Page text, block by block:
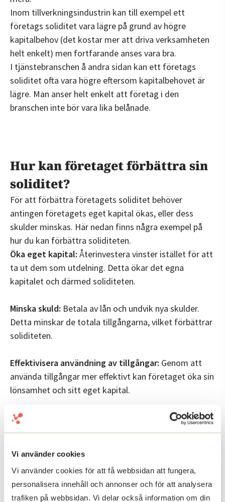
Vi använder cookies
Vi använder cookies för att få webbsidan att fungera,
personalisera innehåll och annonser och för att analysera
trafiken på webbsidan. Vi delar också information om din
Inom tillverkningsindustrin kan till exempel ett
företags soliditet vara lägre på grund av högre
kapitalbehov (det kostar mer att driva verksamheten
helt enkelt) men fortfarande anses vara bra.
I tjänstebranschen å andra sidan kan ett företags
soliditet ofta vara högre eftersom kapitalbehovet är
lägre. Man anser helt enkelt att företag i den
branschen inte bör vara lika belånade.
Hur kan företaget förbättra sin
soliditet?
För att förbättra företagets soliditet behöver
antingen företagets eget kapital ökas, eller dess
skulder minskas. Här nedan finns några exempel på
hur du kan förbättra soliditeten.
Öka eget kapital: Återinvestera vinster istället för att
ta ut dem som utdelning. Detta ökar det egna
kapitalet och därmed soliditeten.
Minska skuld: Betala av lån och undvik nya skulder.
Detta minskar de totala tillgångarna, vilket förbättrar
soliditeten.
Effektivisera användning av tillgångar: Genom att
använda tillgångar mer effektivt kan företaget öka sin
lönsamhet och sitt eget kapital.
Faktorer som påverkar soliditet
Soliditeten påverkas av både interna och externa faktorer.
Här är några viktiga: